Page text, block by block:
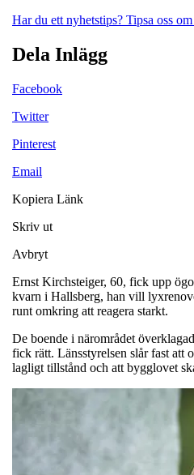
Har du ett nyhetstips? Tipsa oss
Dela Inlägg
Facebook
Twitter
Pinterest
Email
Kopiera Länk
Skriv ut
Avbryt
Ernst Kirchsteiger, 60, fick upp
kvarn i Hallsberg, han vill
runt omkring att reagera starkt.
De boende i närområdet
fick rätt. Länsstyrelsen slår fast att
lagligt tillstånd och att bygglovet